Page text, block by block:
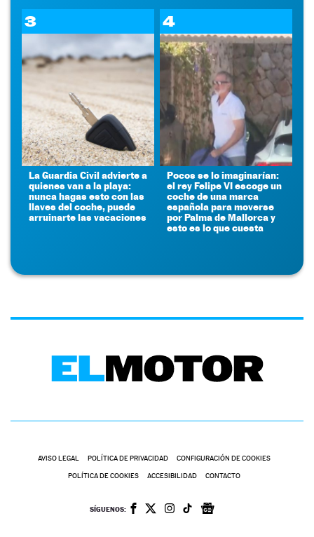
3
La Guardia Civil advierte a
quienes van a la playa:
nunca hagas esto con las
llaves del coche, puede
arruinarte las vacaciones
4
Pocos se lo imaginarían:
el rey Felipe VI escoge un
coche de una marca
española para moverse
por Palma de Mallorca y
esto es lo que cuesta
AVISO LEGAL POLÍTICA DE PRIVACIDAD CONFIGURACIÓN DE COOKIES
POLÍTICA DE COOKIES ACCESIBILIDAD CONTACTO
SÍGUENOS: